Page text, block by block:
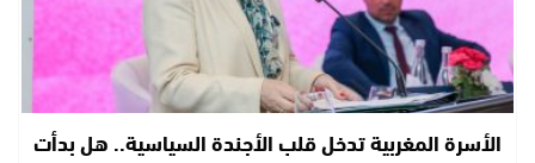
الأسرة المغربية تدخل قلب الأجندة السياسية.. هل بدأت